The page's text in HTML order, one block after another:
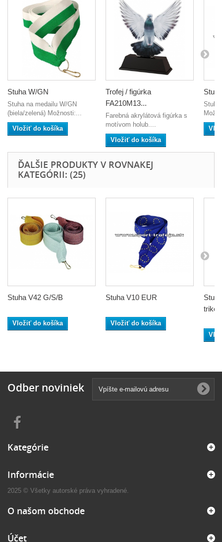
Stuha W/GN
Stuha na medailu W/GN
(biela/zelená) Možnosti:...
Vložiť do košíka
Trofej / figúrka
FA210M13...
Farebná akrylátová figúrka s
motívom holub....
Vložiť do košíka
ĎALŠIE PRODUKTY V ROVNAKEJ
KATEGÓRII: (25)
Stuha V42 G/S/B
Vložiť do košíka
Stuha V10 EUR
Vložiť do košíka
Odber noviniek
Kategórie
Informácie
2025 © Všetky autorské práva vyhradené.
O našom obchode
Účet